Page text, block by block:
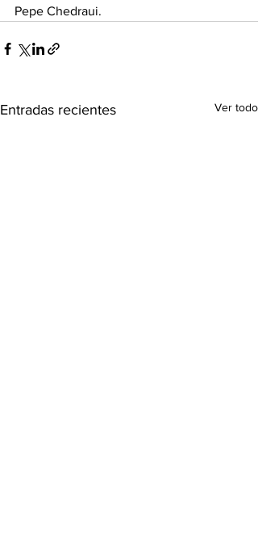
Pepe Chedraui.
Entradas recientes Ver todo